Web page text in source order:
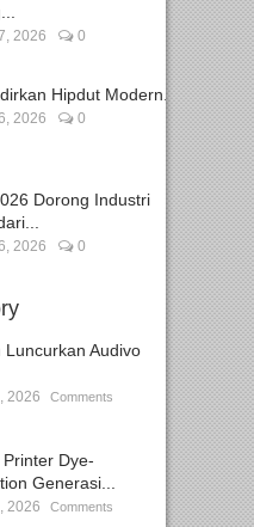
2026 0
Hipdut Modern...
2026 0
Dorong Industri
2026 0
Luncurkan Audivo
2026
Comments
Dye-
Generasi...
2026
Comments